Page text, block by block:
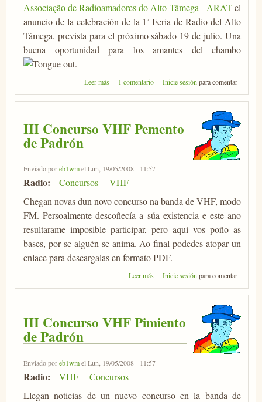
Associação de Radioamadores do Alto Tâmega - ARATel
anuncio de la celebración de la 1ª Feria de Radio del Alto
Támega, prevista para el próximo sábado 19 de julio. Una
buena oportunidad para los amantes del chambo
.
Leer más sobre 1ª Feria de la Radio Luso-Galaica
1 comentario Inicie sesión para comentar
III Concurso VHF Pemento
de Padrón
Enviado poreb1wmel Lun, 19/05/2008 - 11:57
Radio: Concursos
VHF
Chegan novas dun novo concurso na banda de VHF, modo
FM. Persoalmente descoñecía a súa existencia e este ano
resultarame imposible participar, pero aquí vos poño as
bases, por se alguén se anima. Ao final podedes atopar un
enlace para descargalas en formato PDF.
Leer más sobre III Concurso VHF Pemento
Inicie sesión para comentar
III Concurso VHF Pimiento
de Padrón
Enviado poreb1wmel Lun, 19/05/2008 - 11:57
Radio: VHF
Concursos
Llegan noticias de un nuevo concurso en la banda de